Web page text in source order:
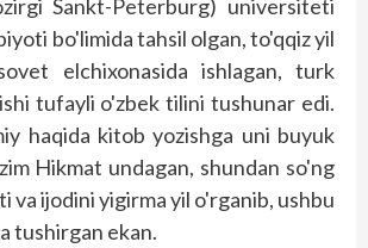
Sankt-Peterburg) universiteti
bo'limida tahsil olgan, to'qqiz yil
elchixonasida ishlagan, turk
tufayli o'zbek tilini tushunar edi.
haqida kitob yozishga uni buyuk
Hikmat undagan, shundan so'ng
va ijodini yigirma yil o'rganib, ushbu
tushirgan ekan.